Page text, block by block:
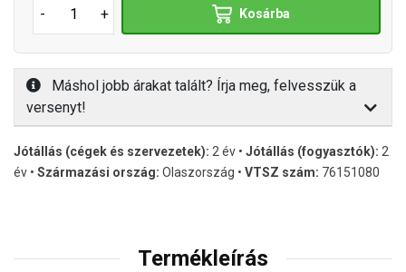
- + Kosárba
Máshol jobb árakat talált? Írja meg, felvesszük a
versenyt!
Jótállás (cégek és szervezetek): 2 év • Jótállás (fogyasztók): 2
év • Származási ország: Olaszország • VTSZ szám: 76151080
Termékleírás